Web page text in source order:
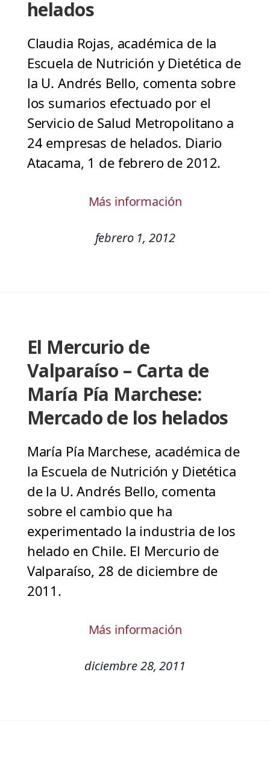
helados
Claudia Rojas, académica de la
Escuela de Nutrición y Dietética de
la U. Andrés Bello, comenta sobre
los sumarios efectuado por el
Servicio de Salud Metropolitano a
24 empresas de helados. Diario
Atacama, 1 de febrero de 2012.
Más información
febrero 1, 2012
El Mercurio de
Valparaíso – Carta de
María Pía Marchese:
Mercado de los helados
María Pía Marchese, académica de
la Escuela de Nutrición y Dietética
de la U. Andrés Bello, comenta
sobre el cambio que ha
experimentado la industria de los
helado en Chile. El Mercurio de
Valparaíso, 28 de diciembre de
2011.
Más información
diciembre 28, 2011